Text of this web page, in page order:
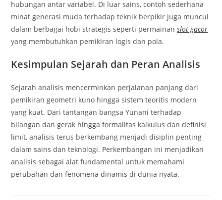
hubungan antar variabel. Di luar sains, contoh sederhana
minat generasi muda terhadap teknik berpikir juga muncul
dalam berbagai hobi strategis seperti permainanslot gacor
yang membutuhkan pemikiran logis dan pola.
Kesimpulan Sejarah dan Peran Analisis
Sejarah analisis mencerminkan perjalanan panjang dari
pemikiran geometri kuno hingga sistem teoritis modern
yang kuat. Dari tantangan bangsa Yunani terhadap
bilangan dan gerak hingga formalitas kalkulus dan definisi
limit, analisis terus berkembang menjadi disiplin penting
dalam sains dan teknologi. Perkembangan ini menjadikan
analisis sebagai alat fundamental untuk memahami
perubahan dan fenomena dinamis di dunia nyata.